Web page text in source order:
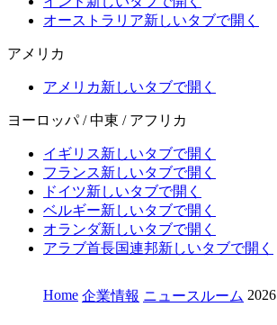
オーストラリア新しいタブで開く
アメリカ
アメリカ新しいタブで開く
ヨーロッパ / 中東 / アフリカ
イギリス新しいタブで開く
フランス新しいタブで開く
ドイツ新しいタブで開く
ベルギー新しいタブで開く
オランダ新しいタブで開く
アラブ首長国連邦新しいタブで開く
Home 企業情報 ニュースルーム 2026